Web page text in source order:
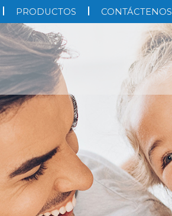
PRODUCTOS CONTÁCTENOS